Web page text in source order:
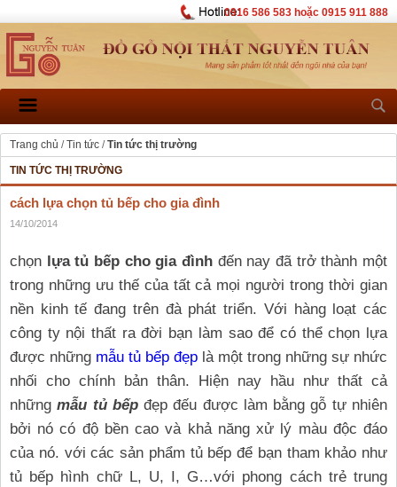
0916 586 583 hoặc 0915 911 888
Trang chủ /Tin tức /Tin tức thị trường
TIN TỨC THỊ TRƯỜNG
cách lựa chọn tủ bếp cho gia đình
14/10/2014
chọn lựa tủ bếp cho gia đình đến nay đã trở thành một
trong những ưu thế của tất cả mọi người trong thời gian
nền kinh tế đang trên đà phát triển. Với hàng loạt các
công ty nội thất ra đời bạn làm sao để có thể chọn lựa
được những mẫu tủ bếp đẹp là một trong những sự nhức
nhối cho chính bản thân. Hiện nay hầu như thất cả
nhữngmẫu tủ bếpđẹp đếu được làm bằng gỗ tự nhiên
bởi nó có độ bền cao và khả năng xử lý màu độc đáo
của nó. với các sản phẩm tủ bếp để bạn tham khảo như
tủ bếp hình chữ L, U, I, G…với phong cách trẻ trung